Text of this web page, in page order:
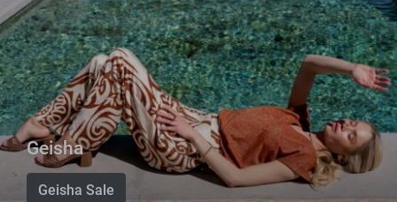
Geisha
Geisha Sale